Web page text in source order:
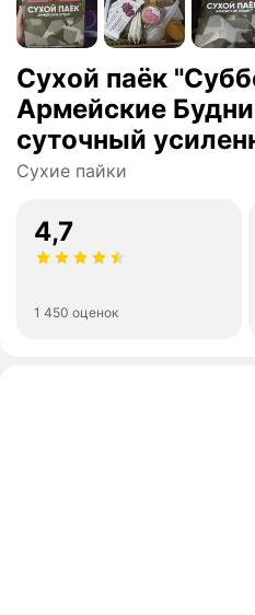
Cухой паёк
Армейские
суточный
Сухие пайки
4,7
1 450 оценок